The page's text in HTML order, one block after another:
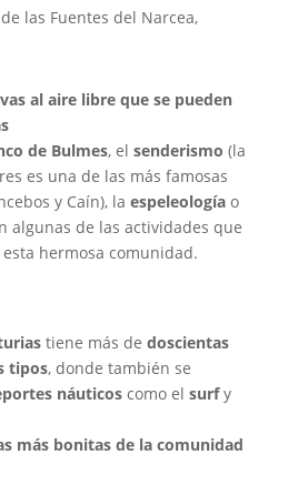
las Fuentes del Narcea,
al aire libre que se pueden
de Bulmes, el senderismo (la
es una de las más famosas
y Caín), la espeleologíao
algunas de las actividades que
hermosa comunidad.
tiene más de doscientas
tipos, donde también se
náuticoscomo el surfy
más bonitas de la comunidad